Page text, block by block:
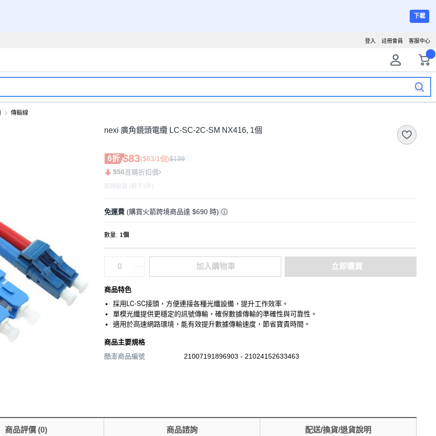
下載
客服中心
註冊會員
登入
傳輸線
nexi 廣角鏡頭電纜 LC-SC-2C-SM NX416, 1個
6折 $83($83/1個)$139
$56首購折扣價
即將缺貨 (剩下3件)
免運費 (購買火箭跨境商品達 $690 時)
數量: 1個
加入購物車 立即購買
商品特色
採用LC-SC接頭，方便連接各種光纖設備，提升工作效率。
單模光纖提供更穩定的訊號傳輸，確保數據傳輸的準確性與可靠性。
適用於高速網路環境，能有效提升數據傳輸速度，節省寶貴時間。
商品主要規格
酷澎商品編號
21007191896903 - 21024152633463
商品評價(0) 商品諮詢 配送/換貨/退貨說明